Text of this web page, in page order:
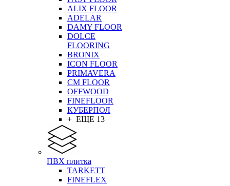
ALIX FLOOR
ADELAR
DAMY FLOOR
DOLCE
FLOORING
BRONIX
ICON FLOOR
PRIMAVERA
CM FLOOR
OFFWOOD
FINEFLOOR
КУБЕРПОЛ
+ ЕЩЕ 13
ПВХ плитка
TARKETT
FINEFLEX